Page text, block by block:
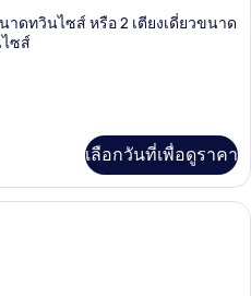
าดทวินไซส์ หรือ 2 เตียงเดี่ยวขนาด
ซส์
เลือกวันที่เพื่อดูราคา